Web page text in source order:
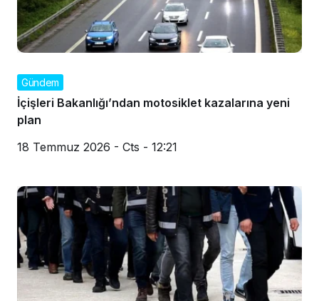
Gündem
İçişleri Bakanlığı’ndan motosiklet kazalarına yeni
plan
18 Temmuz 2026 - Cts - 12:21